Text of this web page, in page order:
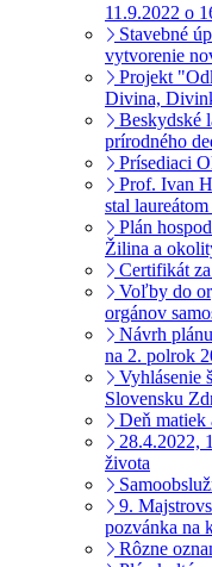
11.9.2022 o
Stavebné
vytvorenie
Projekt
Divina,
Beskydské
prírodného
Prísediaci
Prof. Ivan
stal
Plán
Žilina a
Certifikát
Voľby do
orgánov
Návrh
na 2. polrok
Vyhlásenie
Slovensku
Deň matiek
28.4.2022,
života
9.
pozvánka na
Rôzne